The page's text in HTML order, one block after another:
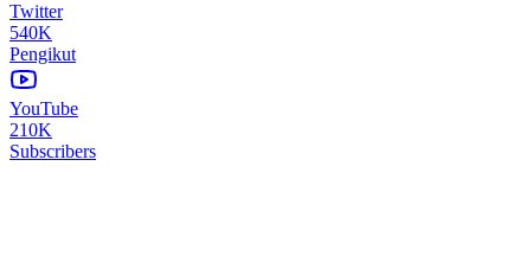
Twitter
540K
Pengikut
YouTube
210K
Subscribers